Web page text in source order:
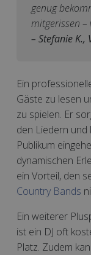
genug
mitgerissen –
– Stefanie
Ein
Gäste zu lesen
zu spielen. Er
den Liedern
Publikum
dynamischen
ein Vorteil, den
Country Bands
Ein weiterer
ist ein DJ oft
Platz. Zudem